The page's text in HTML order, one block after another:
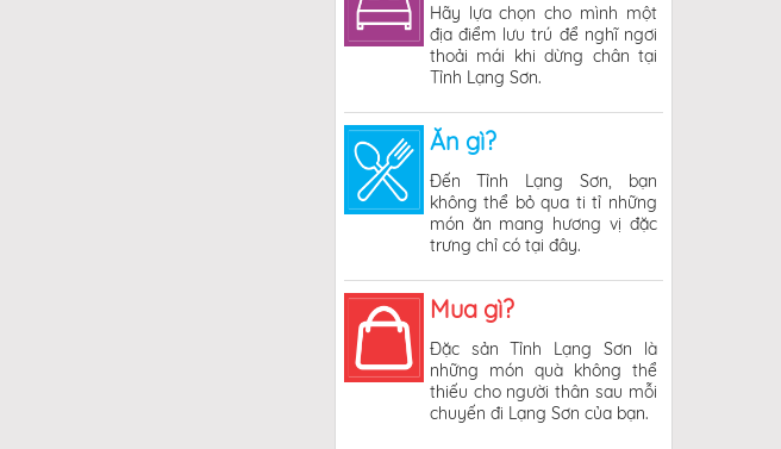
Hãy lựa chọn cho mình một
địa điểm lưu trú để nghĩ ngơi
thoải mái khi dừng chân tại
Tỉnh Lạng Sơn.
Ăn gì?
Đến Tỉnh Lạng Sơn, bạn
không thể bỏ qua ti tỉ những
món ăn mang hương vị đặc
trưng chỉ có tại đây.
Mua gì?
Đặc sản Tỉnh Lạng Sơn là
những món quà không thể
thiếu cho người thân sau mỗi
chuyến đi Lạng Sơn của bạn.